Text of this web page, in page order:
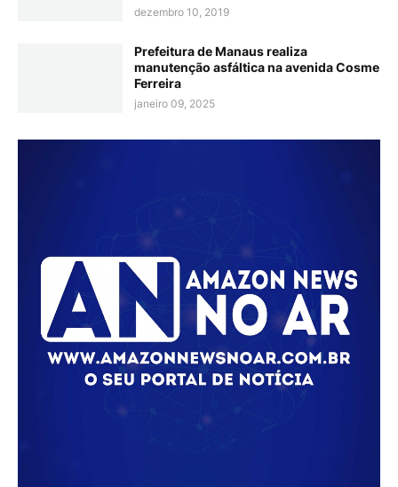
dezembro 10, 2019
Prefeitura de Manaus realiza
manutenção asfáltica na avenida Cosme
Ferreira
janeiro 09, 2025